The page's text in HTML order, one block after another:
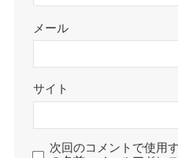
メール
サイト
次回のコメントで使用